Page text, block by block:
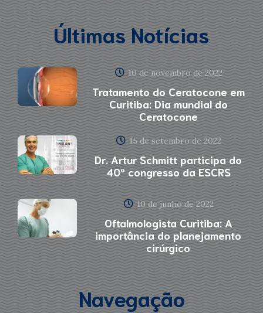
Últimas Notícias
10 de novembro de 2022
Tratamento do Ceratocone em
Curitiba: Dia mundial do
Ceratocone
15 de setembro de 2022
Dr. Artur Schmitt participa do
40º congresso da ESCRS
10 de junho de 2022
Oftalmologista Curitiba: A
importância do planejamento
cirúrgico
Navegação